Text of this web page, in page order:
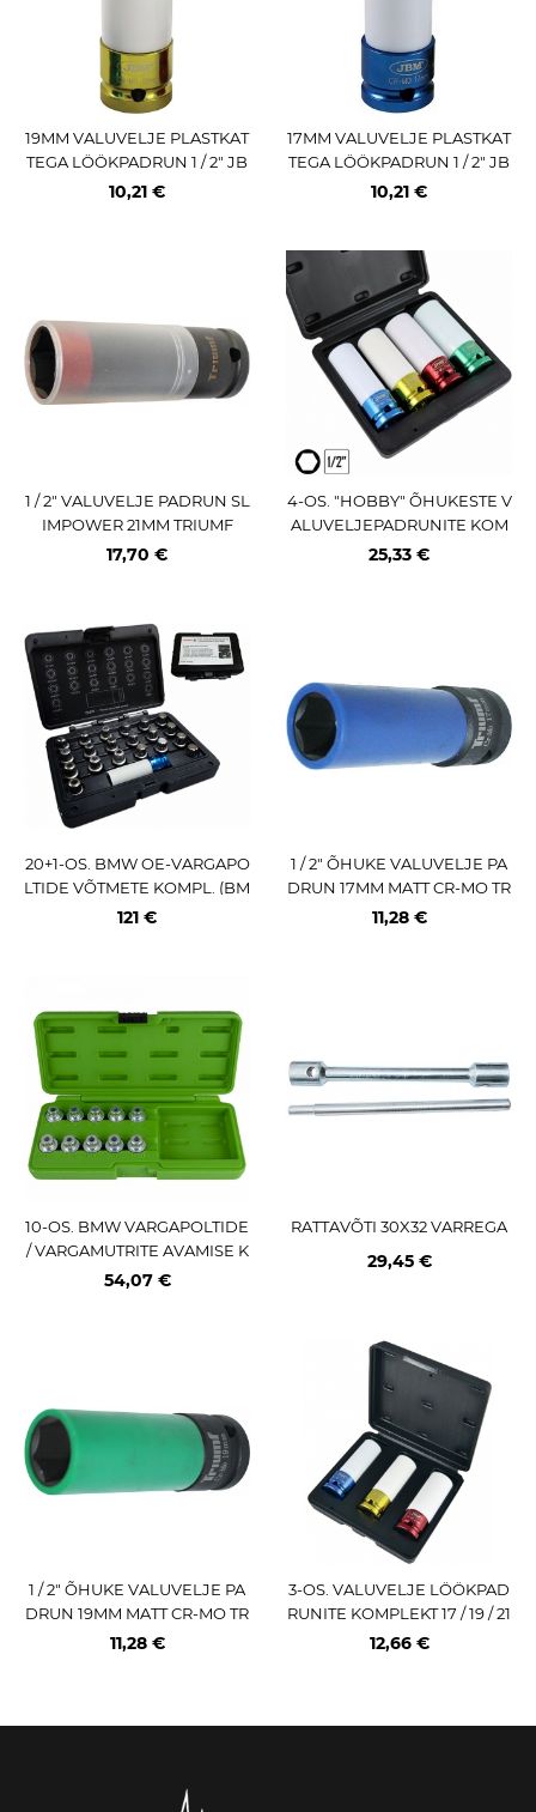
19MM VALUVELJE PLASTKAT
TEGA LÖÖKPADRUN 1 / 2" JB
M
10,21 €
17MM VALUVELJE PLASTKAT
TEGA LÖÖKPADRUN 1 / 2" JB
M
10,21 €
1 / 2" VALUVELJE PADRUN SL
IMPOWER 21MM TRIUMF
17,70 €
4-OS. "HOBBY" ÕHUKESTE V
ALUVELJEPADRUNITE KOM
PL. 1 / 2" (17 / 19 / 21 / 22MM) CR
25,33 €
20+1-OS. BMW OE-VARGAPO
LTIDE VÕTMETE KOMPL. (BM
W NR 41-60)
121 €
1 / 2" ÕHUKE VALUVELJE PA
DRUN 17MM MATT CR-MO TR
IUMF
11,28 €
10-OS. BMW VARGAPOLTIDE
/ VARGAMUTRITE AVAMISE K
OMPLEKT JBM
54,07 €
RATTAVÕTI 30X32 VARREGA
29,45 €
1 / 2" ÕHUKE VALUVELJE PA
DRUN 19MM MATT CR-MO TR
IUMF
11,28 €
3-OS. VALUVELJE LÖÖKPAD
RUNITE KOMPLEKT 17 / 19 / 21
MM 1 / 2" JBM
12,66 €